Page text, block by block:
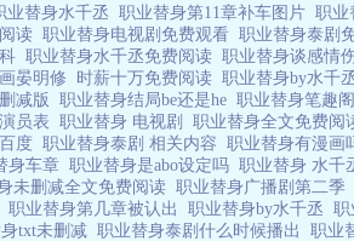
业替身水千丞 职业替身第11章补车图片 职业
读 职业替身电视剧免费观看 职业替身泰剧
职业替身水千丞免费阅读 职业替身谈感情
晏明修 时薪十万免费阅读 职业替身by水千
减版 职业替身结局be还是he 职业替身笔趣
员表 职业替身 电视剧 职业替身全文免费阅
度 职业替身泰剧 相关内容 职业替身有漫画
身车章 职业替身是abo设定吗 职业替身 水千
未删减全文免费阅读 职业替身广播剧第二季
职业替身第几章被认出 职业替身by水千丞 职
txt未删减 职业替身泰剧什么时候播出 职业